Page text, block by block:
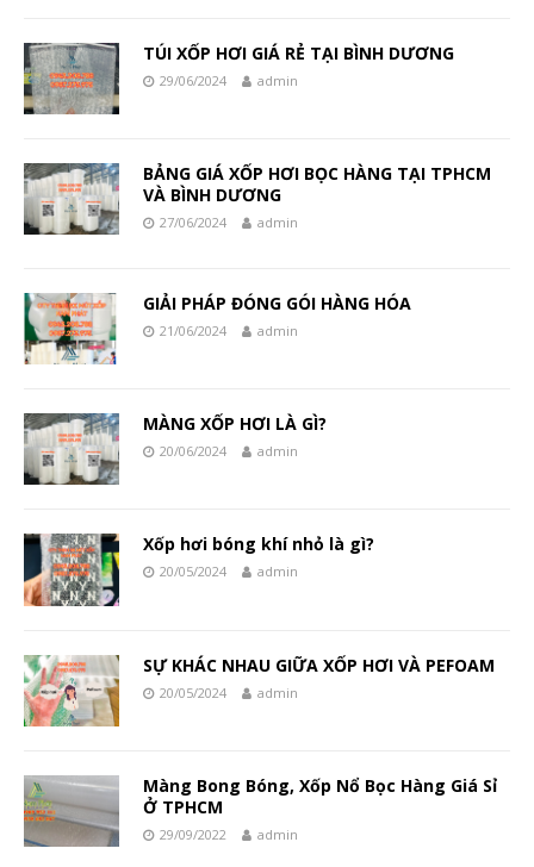
TÚI XỐP HƠI GIÁ RẺ TẠI BÌNH DƯƠNG
29/06/2024 admin
BẢNG GIÁ XỐP HƠI BỌC HÀNG TẠI TPHCM
VÀ BÌNH DƯƠNG
27/06/2024 admin
GIẢI PHÁP ĐÓNG GÓI HÀNG HÓA
21/06/2024 admin
MÀNG XỐP HƠI LÀ GÌ?
20/06/2024 admin
Xốp hơi bóng khí nhỏ là gì?
20/05/2024 admin
SỰ KHÁC NHAU GIỮA XỐP HƠI VÀ PEFOAM
20/05/2024 admin
Màng Bong Bóng, Xốp Nổ Bọc Hàng Giá Sỉ
Ở TPHCM
29/09/2022 admin